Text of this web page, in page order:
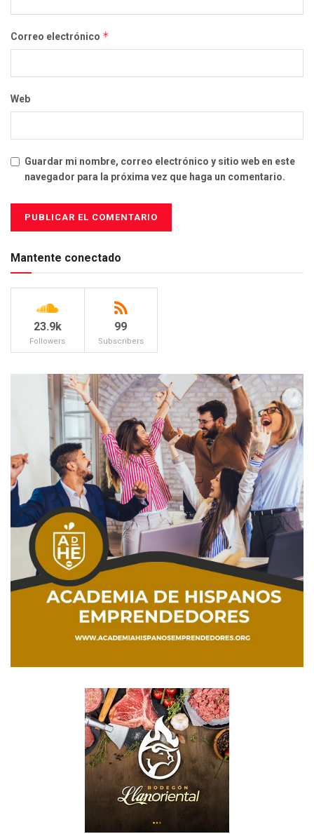
Correo electrónico *
Web
Guardar mi nombre, correo electrónico y sitio web en este
navegador para la próxima vez que haga un comentario.
Mantente conectado
23.9k
Followers
99
Subscribers